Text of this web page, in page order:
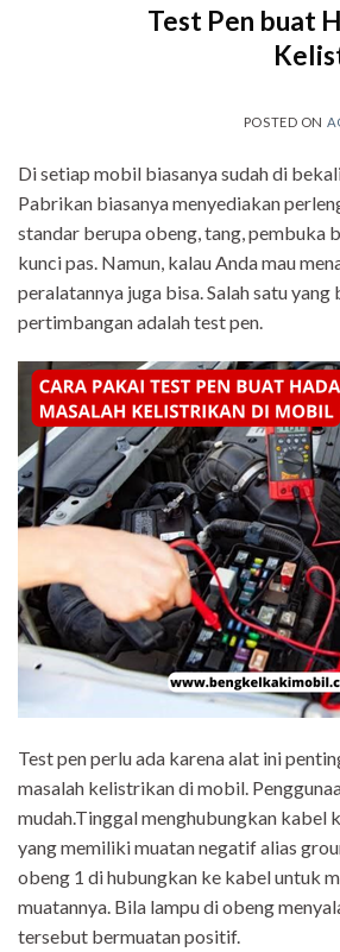
Test Pen buat
POSTED ON
Di setiap mobil biasanya sudah di
Pabrikan biasanya menyediakan
standar berupa obeng, tang, pembuka
kunci pas. Namun, kalau Anda mau
peralatannya juga bisa. Salah satu yang
pertimbangan adalah test pen.
Test pen perlu ada karena alat ini
masalah kelistrikan di mobil.
mudah.Tinggal menghubungkan kabel
yang memiliki muatan negatif alias
obeng 1 di hubungkan ke kabel untuk
muatannya. Bila lampu di obeng
tersebut bermuatan positif.